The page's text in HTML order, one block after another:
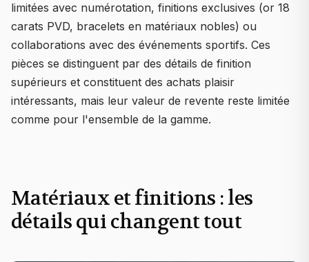
limitées avec numérotation, finitions exclusives (or 18
carats PVD, bracelets en matériaux nobles) ou
collaborations avec des événements sportifs. Ces
pièces se distinguent par des détails de finition
supérieurs et constituent des achats plaisir
intéressants, mais leur valeur de revente reste limitée
comme pour l'ensemble de la gamme.
Matériaux et finitions : les
détails qui changent tout